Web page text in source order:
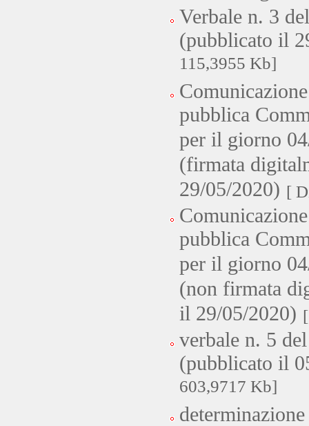
Verbale n. 3
(pubblicato il
115,3955 Kb]
pubblica
per il giorno
(firmata
29/05/2020) [
pubblica
per il giorno
(non firmata
il 29/05/2020)
verbale n. 5
(pubblicato il
603,9717 Kb]